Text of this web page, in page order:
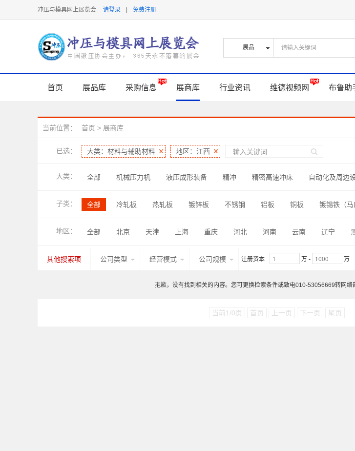
冲压与模具网上展览会 请登录 免费注册
首页 展品库 采购信息 展商库 行业资讯 维德视频网 布鲁助
当前位置： 首页 > 展商库
已选： 大类：材料与辅助材料 地区：江西
大类： 全部 机械压力机 液压成形装备 精冲 精密高速冲床 自动化及周边
子类： 全部 冷轧板 热轧板 镀锌板 不锈钢 铝板 铜板 镀锡铁（马
地区： 全部 北京 天津 上海 重庆 河北 河南 云南 辽宁
其他搜索项 公司类型 经营模式 公司规模 注册资本 万 - 万
抱歉，没有找到相关的内容。您可更换检索条件或致电010-53056669转网络
当前1/0页 首页 上一页 下一页 尾页